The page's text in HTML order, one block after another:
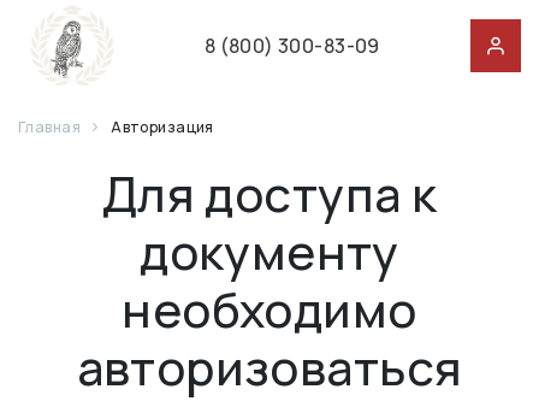
8 (800) 300-83-09
Главная Авторизация
Для доступа к
документу
необходимо
авторизоваться